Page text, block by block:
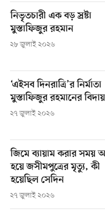
নিভৃতচারী এক বড় স্রষ্টা
মুস্তাফিজুর রহমান
২৮ জুলাই ২০২৬
‘এইসব দিনরাত্রি’র নির্মাতা
মুস্তাফিজুর রহমানের বিদায়
২৭ জুলাই ২০২৬
জিমে ব্যায়াম করার সময়
হয়ে জসীমপুত্রের মৃত্যু, কী
হয়েছিল সেদিন
২৭ জুলাই ২০২৬